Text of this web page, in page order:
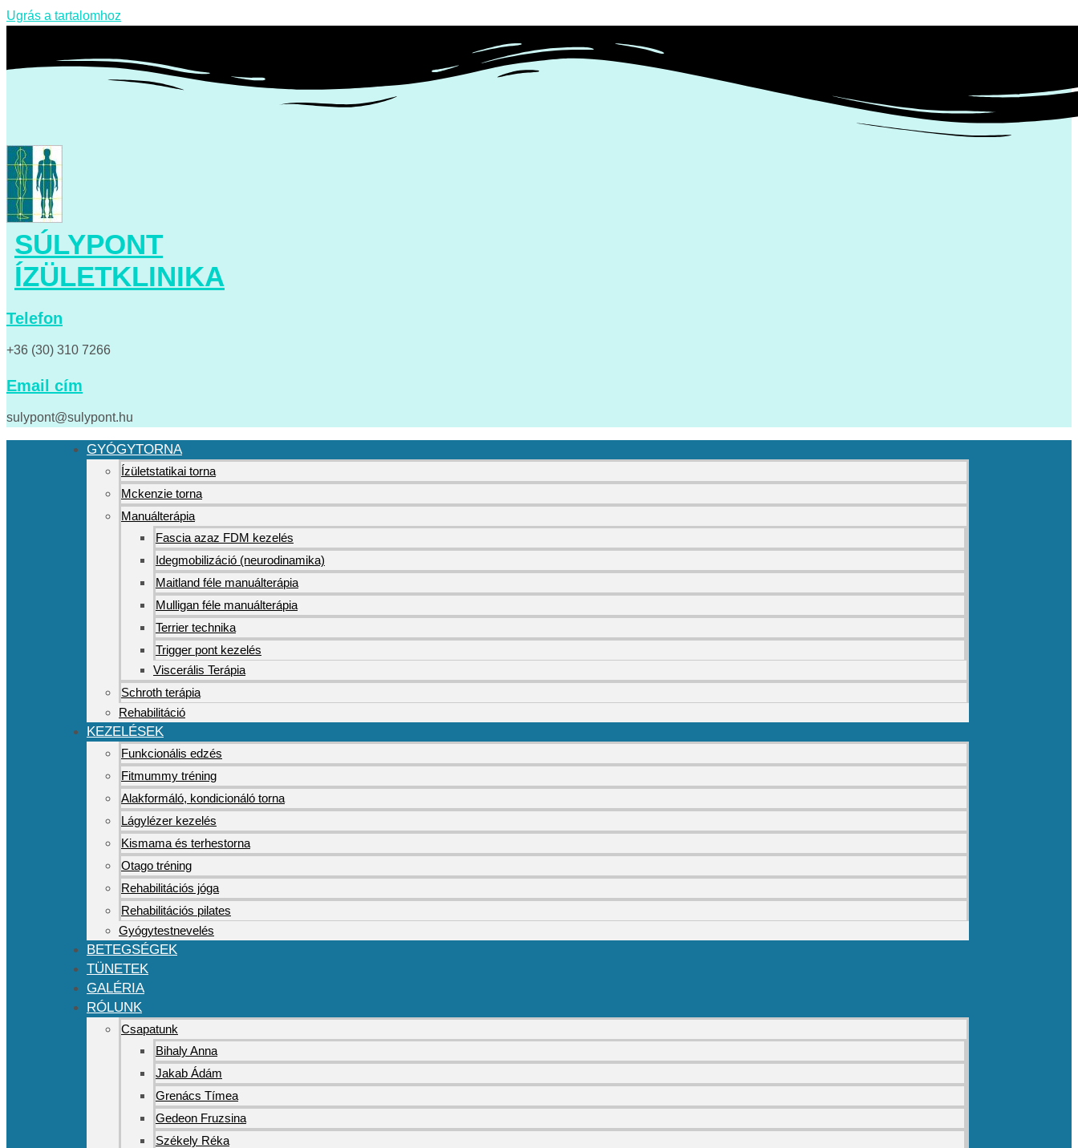
Ugrás a tartalomhoz
SÚLYPONT
ÍZÜLETKLINIKA
Telefon
+36 (30) 310 7266
Email cím
sulypont@sulypont.hu
GYÓGYTORNA
Ízületstatikai torna
Mckenzie torna
Manuálterápia
Fascia azaz FDM kezelés
Idegmobilizáció (neurodinamika)
Maitland féle manuálterápia
Mulligan féle manuálterápia
Terrier technika
Trigger pont kezelés
Viscerális Terápia
Schroth terápia
Rehabilitáció
KEZELÉSEK
Funkcionális edzés
Fitmummy tréning
Alakformáló, kondicionáló torna
Lágylézer kezelés
Kismama és terhestorna
Otago tréning
Rehabilitációs jóga
Rehabilitációs pilates
Gyógytestnevelés
BETEGSÉGEK
TÜNETEK
GALÉRIA
RÓLUNK
Csapatunk
Bihaly Anna
Jakab Ádám
Grenács Tímea
Gedeon Fruzsina
Székely Réka